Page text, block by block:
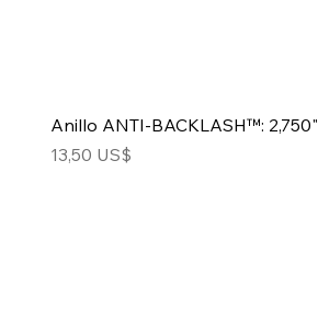
Anillo ANTI-BACKLASH™: 2,750"
Precio
13,50 US$